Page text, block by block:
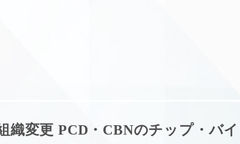
織変更 PCD・CBNのチップ・バ